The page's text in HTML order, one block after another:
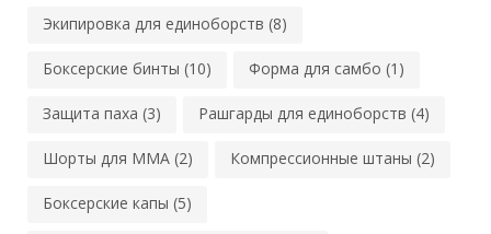
Экипировка для единоборств (8)
Боксерские бинты (10) Форма для самбо (1)
Защита паха (3) Рашгарды для единоборств (4)
Шорты для MMA (2) Компрессионные штаны (2)
Боксерские капы (5)